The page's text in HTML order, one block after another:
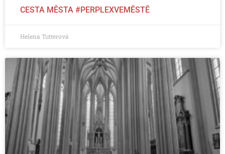
CESTA MĚSTA #PERPLEXVEMĚSTĚ
Helena Tutterová